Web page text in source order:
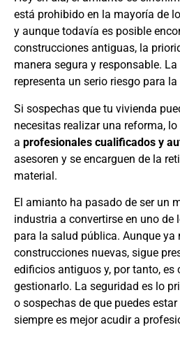
está prohibido en la mayoría de
y aunque todavía es posible
construcciones antiguas, la
manera segura y responsable.
representa un serio riesgo para
Si sospechas que tu vivienda
necesitas realizar una reforma,
a profesionales cualificados y
asesoren y se encarguen de la
material.
El amianto ha pasado de ser un
industria a convertirse en uno de
para la salud pública. Aunque ya
construcciones nuevas, sigue
edificios antiguos y, por tanto, es
gestionarlo. La seguridad es lo
o sospechas de que puedes
siempre es mejor acudir a